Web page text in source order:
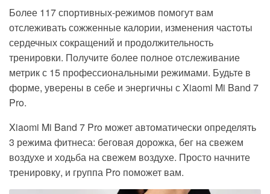
Более 117 спортивных-режимов помогут вам
отслеживать сожженные калории, изменения частоты
сердечных сокращений и продолжительность
тренировки. Получите более полное отслеживание
метрик с 15 профессиональными режимами. Будьте в
форме, уверены в себе и энергичны с Xiaomi Mi Band 7
Pro.
Xiaomi Mi Band 7 Pro можетавтоматически определять
3 режима фитнеса: беговая дорожка, бег на свежем
воздухе и ходьба на свежем воздухе. Просто начните
тренировку, и группа Pro поможет вам.